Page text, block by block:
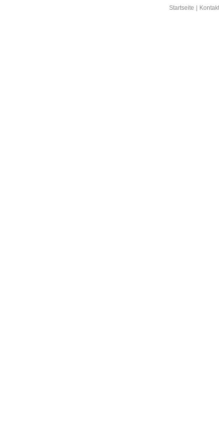
Startseite
Kontakt